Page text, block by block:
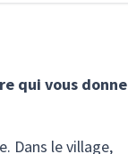
qui vous donne
Dans le village,